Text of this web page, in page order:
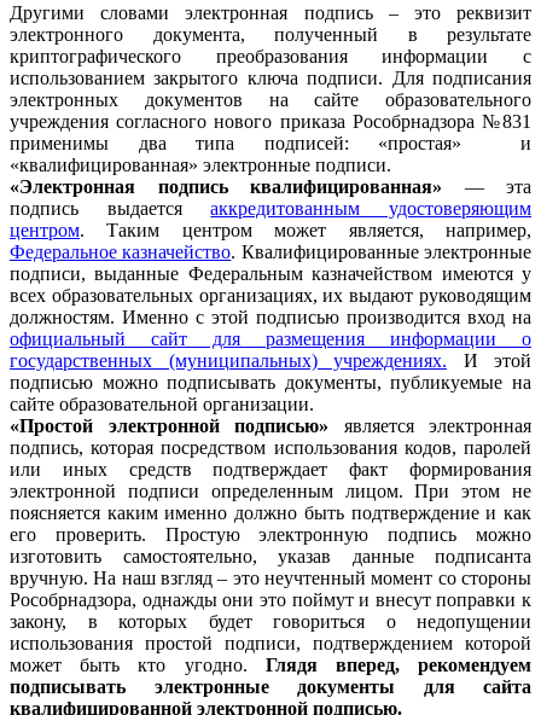
Другими словами электронная подпись – это реквизит
электронного документа, полученный в результате
криптографического преобразования информации с
использованием закрытого ключа подписи. Для подписания
электронных документов на сайте образовательного
учреждения согласного нового приказа Рособрнадзора №831
применимы два типа подписей: «простая» и
«квалифицированная» электронные подписи.
«Электронная подпись квалифицированная» — эта
подпись выдаетсяаккредитованным удостоверяющим
центром. Таким центром может является, например,
Федеральное казначейство. Квалифицированные электронные
подписи, выданные Федеральным казначейством имеются у
всех образовательных организациях, их выдают руководящим
должностям. Именно с этой подписью производится вход на
официальный сайт для размещения информации о
государственных (муниципальных) учреждениях. И этой
подписью можно подписывать документы, публикуемые на
сайте образовательной организации.
«Простой электронной подписью» является электронная
подпись, которая посредством использования кодов, паролей
или иных средств подтверждает факт формирования
электронной подписи определенным лицом. При этом не
поясняется каким именно должно быть подтверждение и как
его проверить. Простую электронную подпись можно
изготовить самостоятельно, указав данные подписанта
вручную. На наш взгляд – это неучтенный момент со стороны
Рособрнадзора, однажды они это поймут и внесут поправки к
закону, в которых будет говориться о недопущении
использования простой подписи, подтверждением которой
может быть кто угодно. Глядя вперед, рекомендуем
подписывать электронные документы для сайта
квалифицированной электронной подписью.